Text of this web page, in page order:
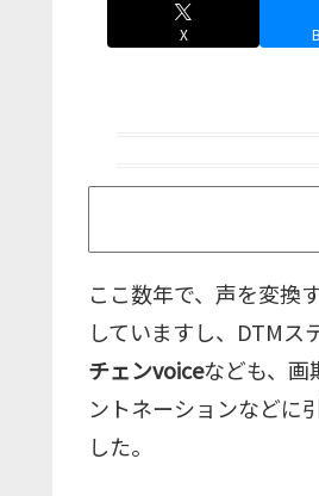
X
ここ数年で、声を変換
していますし、DTMス
チェンvoiceなども、画
ントネーションなどに
した。